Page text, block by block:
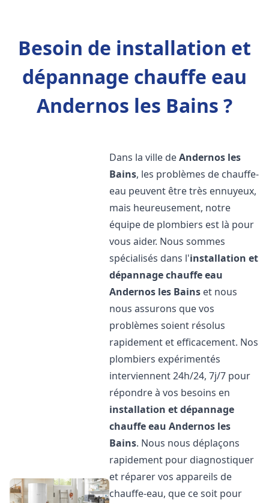
Besoin de installation et
dépannage chauffe eau
Andernos les Bains ?
Dans la ville deAndernos les
Bains, les problèmes de chauffe-
eau peuvent être très ennuyeux,
mais heureusement, notre
équipe de plombiers est là pour
vous aider. Nous sommes
spécialisés dans l'installation et
dépannage chauffe eau
Andernos les Bains et nous
nous assurons que vos
problèmes soient résolus
rapidement et efficacement. Nos
plombiers expérimentés
interviennent 24h/24, 7j/7 pour
répondre à vos besoins en
installation et dépannage
chauffe eau Andernos les
Bains. Nous nous déplaçons
rapidement pour diagnostiquer
et réparer vos appareils de
chauffe-eau, que ce soit pour